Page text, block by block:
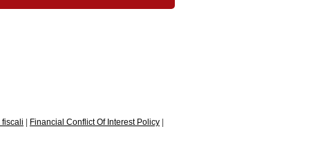
fiscali Financial Conflict Of Interest Policy